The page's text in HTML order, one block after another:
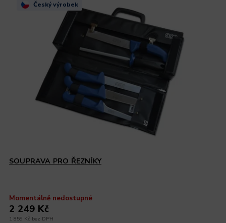
Český výrobek
SOUPRAVA PRO ŘEZNÍKY
Momentálně nedostupné
1 859 Kč bez DPH
2 249 Kč